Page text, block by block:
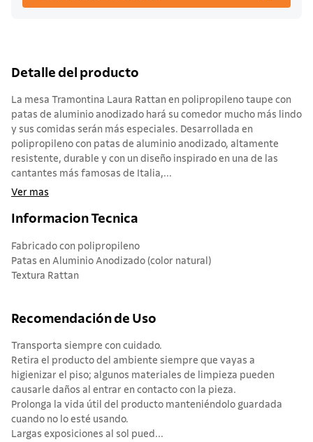
Detalle del producto
La mesa Tramontina Laura Rattan en polipropileno taupe con
patas de aluminio anodizado hará su comedor mucho más lindo
y sus comidas serán más especiales. Desarrollada en
polipropileno con patas de aluminio anodizado, altamente
resistente, durable y con un diseño inspirado en una de las
cantantes más famosas de Italia,...
Ver mas
Informacion Tecnica
Fabricado con polipropileno
Patas en Aluminio Anodizado (color natural)
Textura Rattan
Recomendación de Uso
Transporta siempre con cuidado.
Retira el producto del ambiente siempre que vayas a
higienizar el piso; algunos materiales de limpieza pueden
causarle daños al entrar en contacto con la pieza.
Prolonga la vida útil del producto manteniéndolo guardada
cuando no lo esté usando.
Largas exposiciones al sol pued...